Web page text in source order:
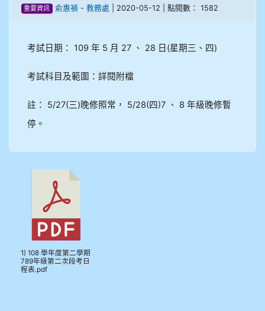
908彭主豪
910謝尚橙
910呂芃澔
910溫婕伶
911王祉傑
911張 婷
912彭子宸
重要資訊 俞惠禎- 教務處 | 2020-05-12 | 點閱數： 1582
考試日期： 109 年 5 月 27 、 28 日(星期三、四)
考試科目及範圍：詳閱附檔
註： 5/27(三)晚修照常， 5/28(四)7 、 8 年級晚修暫
停。
1) 108 學年度第二學期
789年級第二次段考日
程表.pdf